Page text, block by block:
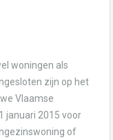
woningen als
zijn op het
Vlaamse
januari 2015 voor
of